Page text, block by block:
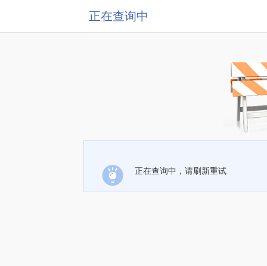
正在查询中
正在查询中，请刷新重试